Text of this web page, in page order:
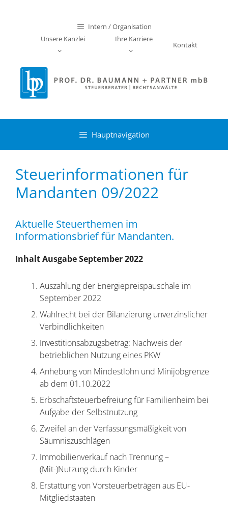
Intern / Organisation
Unsere Kanzlei
Ihre Karriere
Kontakt
Hauptnavigation
Steuerinformationen für
Mandanten 09/2022
Aktuelle Steuerthemen im
Informationsbrief für Mandanten.
Inhalt Ausgabe September 2022
Auszahlung der Energiepreispauschale im
September 2022
Wahlrecht bei der Bilanzierung unverzinslicher
Verbindlichkeiten
Investitionsabzugsbetrag: Nachweis der
betrieblichen Nutzung eines PKW
Anhebung von Mindestlohn und Minijobgrenze
ab dem 01.10.2022
Erbschaftsteuerbefreiung für Familienheim bei
Aufgabe der Selbstnutzung
Zweifel an der Verfassungsmäßigkeit von
Säumniszuschlägen
Immobilienverkauf nach Trennung –
(Mit-)Nutzung durch Kinder
Erstattung von Vorsteuerbeträgen aus EU-
Mitgliedstaaten